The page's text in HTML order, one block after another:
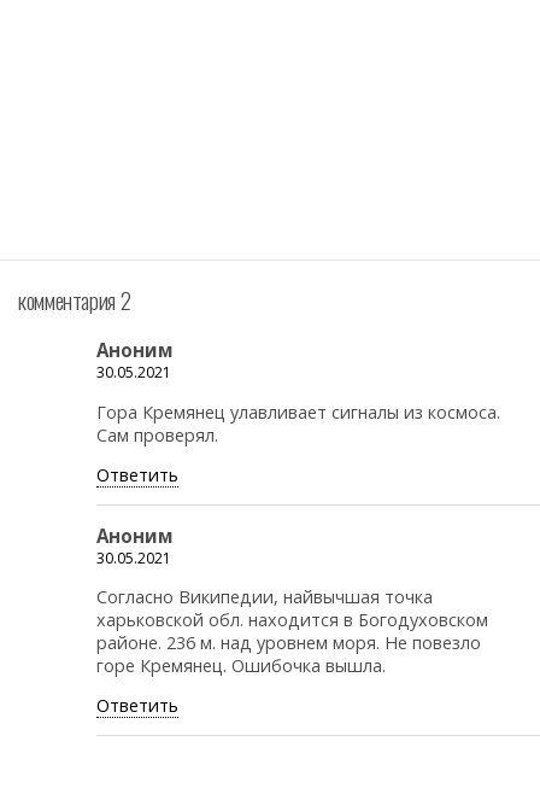
комментария 2
Аноним
30.05.2021
Гора Кремянец улавливает сигналы из космоса.
Сам проверял.
Ответить
Аноним
30.05.2021
Согласно Википедии, найвычшая точка
харьковской обл. находится в Богодуховском
районе. 236 м. над уровнем моря. Не повезло
горе Кремянец. Ошибочка вышла.
Ответить